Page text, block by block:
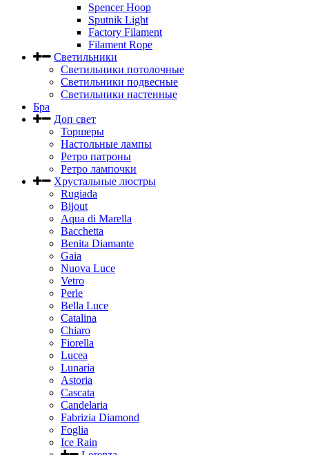
Spencer Hoop
Sputnik Light
Factory Filament
Filament Rope
Светильники
Светильники потолочные
Светильники подвесные
Светильники настенные
Бра
Доп свет
Торшеры
Настольные лампы
Ретро патроны
Ретро лампочки
Хрустальные люстры
Rugiada
Bijout
Aqua di Marella
Bacchetta
Benita Diamante
Gaia
Nuova Luce
Vetro
Perle
Bella Luce
Сatalina
Chiaro
Fiorella
Lucea
Lunaria
Astoria
Cascata
Candelaria
Fabrizia Diamond
Foglia
Ice Rain